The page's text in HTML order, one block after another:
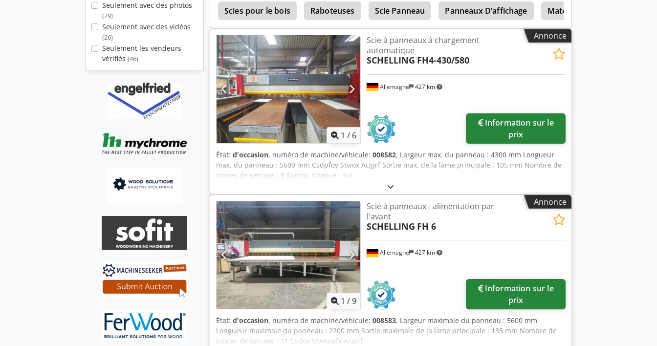
Seulement avec des photos
(79)
Seulement avec des vidéos
(26)
Seulement les vendeurs
vérifiés (46)
Scies pour le bois
Raboteuses Scie Panneau Panneaux D’affichage Matériel D’alimentation
Holzma Hpp 200 Holzma Hpp
Annonce
1 / 6
Allemagne 427 km
Scie à panneaux à chargement
automatique
SCHELLING FH4-430/580
Information sur le
prix
État: d'occasion, numéro de machine/véhicule: 008582, Largeur max. du panneau : 4300 mm Longueur
max. du panneau : 5600 mm Csdpfoy Stviox Acgjrf Sortie max. de la lame principale : 105 mm Nombre de
pinces de serrage : 9 Station rotative : oui
Annonce
1 /9
Allemagne 427 km
Scie à panneaux - alimentation par
l'avant
SCHELLING FH 6
Information sur le
prix
État: d'occasion, numéro de machine/véhicule: 008583, Largeur maximale du panneau : 5600 mm
Longueur maximale du panneau : 2200 mm Sortie maximale de la lame principale : 135 mm Nombre de
pinces de serrage : 11 Csdoy Stwgopfx Acgjrf